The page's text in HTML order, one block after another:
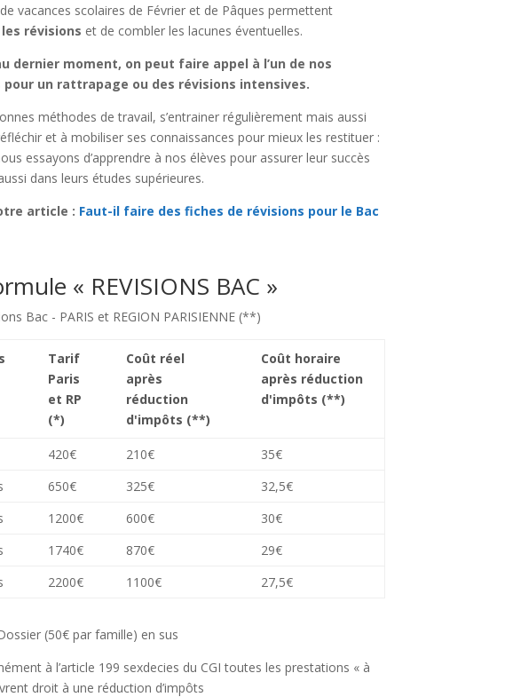
vacances scolaires de Février et de Pâques permettent
révisions et de combler les lacunes éventuelles.
dernier moment, on peut faire appel à l’un de nos
un rattrapage ou des révisions intensives.
méthodes de travail, s’entrainer régulièrement mais aussi
et à mobiliser ses connaissances pour mieux les restituer :
essayons d’apprendre à nos élèves pour assurer leur succès
dans leurs études supérieures.
article : Faut-il faire des fiches de révisions pour le Bac
« REVISIONS BAC »
Bac - PARIS et REGION PARISIENNE (**)
Tarif
Paris
et RP
(*)
Coût réel
après
réduction
d'impôts (**)
Coût horaire
après réduction
d'impôts (**)
420€ 210€
35€
650€ 325€
32,5€
1200€ 600€
30€
1740€ 870€
29€
2200€ 1100€ 27,5€
(50€ par famille) en sus
à l’article 199 sexdecies du CGI toutes les prestations « à
droit à une réduction d’impôts